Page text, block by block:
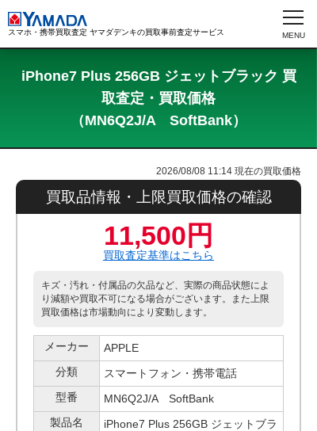
スマホ・携帯買取査定 ヤマダデンキの買取事前査定サービス
iPhone7 Plus 256GB ジェットブラック 買
取査定・買取価格
（MN6Q2J/A SoftBank）
2026/08/08 11:14 現在の買取価格
買取品情報・上限買取価格の確認
11,500円
買取査定基準はこちら
キズ・汚れ・付属品の欠品など、実際の商品状態によ
り減額や買取不可になる場合がございます。また上限
買取価格は市場動向により変動します。
メーカー
APPLE
分類
スマートフォン・携帯電話
型番
MN6Q2J/A SoftBank
製品名
iPhone7 Plus 256GB ジェットブラ